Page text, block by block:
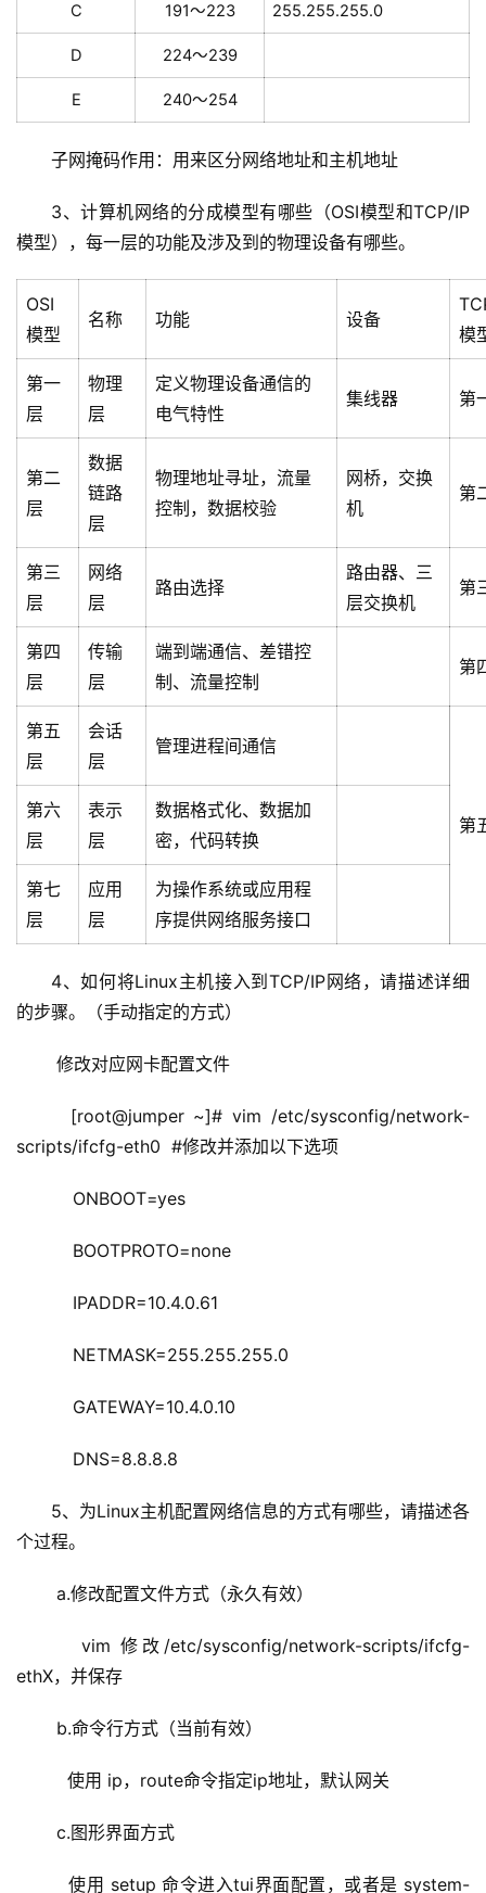
C 191～223 255.255.255.0
D 224～239
E 240～254
子网掩码作用：用来区分网络地址和主机地址
3、计算机网络的分成模型有哪些（OSI模型和TCP/IP
模型），每一层的功能及涉及到的物理设备有哪些。
OSI
模型
名称 功能 设备
模
第一
层
物理
层
定义物理设备通信的
电气特性
集线器 第
第二
层
数据
链路
层
物理地址寻址，流量
控制，数据校验
网桥，交换
机
第
第三
层
网络
层
路由选择
路由器、三
层交换机
第
第四
层
传输
层
端到端通信、差错控
制、流量控制
第
第五
层
会话
层
管理进程间通信
第
第六
层
表示
层
数据格式化、数据加
密，代码转换
第七
层
应用
层
为操作系统或应用程
序提供网络服务接口
4、如何将Linux主机接入到TCP/IP网络，请描述详细
的步骤。（手动指定的方式）
修改对应网卡配置文件
[root@jumper ~]# vim /etc/sysconfig/network-
scripts/ifcfg-eth0  #修改并添加以下选项
ONBOOT=yes
BOOTPROTO=none
IPADDR=10.4.0.61
NETMASK=255.255.255.0
GATEWAY=10.4.0.10
DNS=8.8.8.8
5、为Linux主机配置网络信息的方式有哪些，请描述各
个过程。
a.修改配置文件方式（永久有效）
vim 修改/etc/sysconfig/network-scripts/ifcfg-
ethX，并保存
b.命令行方式（当前有效）
使用 ip，route命令指定ip地址，默认网关
c.图形界面方式
使用 setup 命令进入tui界面配置，或者是 system-